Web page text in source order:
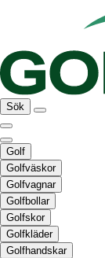
Sök
Golf
Golfväskor
Golfvagnar
Golfbollar
Golfskor
Golfkläder
Golfhandskar